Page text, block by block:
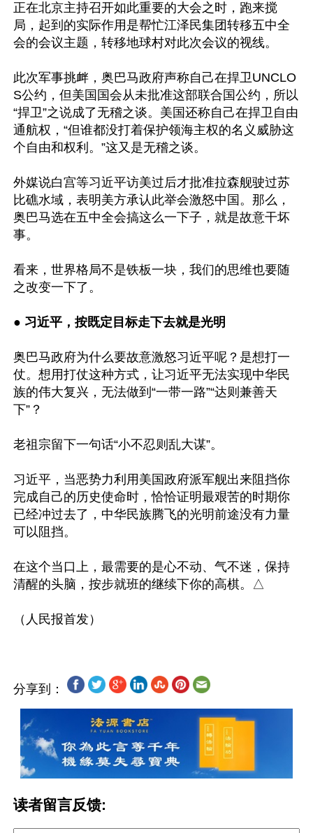
正在北京主持召开如此重要的大会之时，跑来搅
局，起到的实际作用是帮忙江泽民集团转移五中全
会的会议主题，转移地球村对此次会议的视线。
此次军事挑衅，奥巴马政府声称自己在捍卫UNCLO
S公约，但美国国会从未批准这部联合国公约，所以
“捍卫”之说成了无稽之谈。美国还称自己在捍卫自由
通航权，“但谁都没打着保护领海主权的名义威胁这
个自由和权利。”这又是无稽之谈。
外媒说白宫等习近平访美过后才批准拉森舰驶过苏
比礁水域，表明美方承认此举会激怒中国。那么，
奥巴马选在五中全会搞这么一下子，就是故意干坏
事。
看来，世界格局不是铁板一块，我们的思维也要随
之改变一下了。
● 习近平，按既定目标走下去就是光明
奥巴马政府为什么要故意激怒习近平呢？是想打一
仗。想用打仗这种方式，让习近平无法实现中华民
族的伟大复兴，无法做到“一带一路”“达则兼善天
下”？
老祖宗留下一句话“小不忍则乱大谋”。
习近平，当恶势力利用美国政府派军舰出来阻挡你
完成自己的历史使命时，恰恰证明最艰苦的时期你
已经冲过去了，中华民族腾飞的光明前途没有力量
可以阻挡。
在这个当口上，最需要的是心不动、气不迷，保持
清醒的头脑，按步就班的继续下你的高棋。△
分享到：
读者留言反馈: